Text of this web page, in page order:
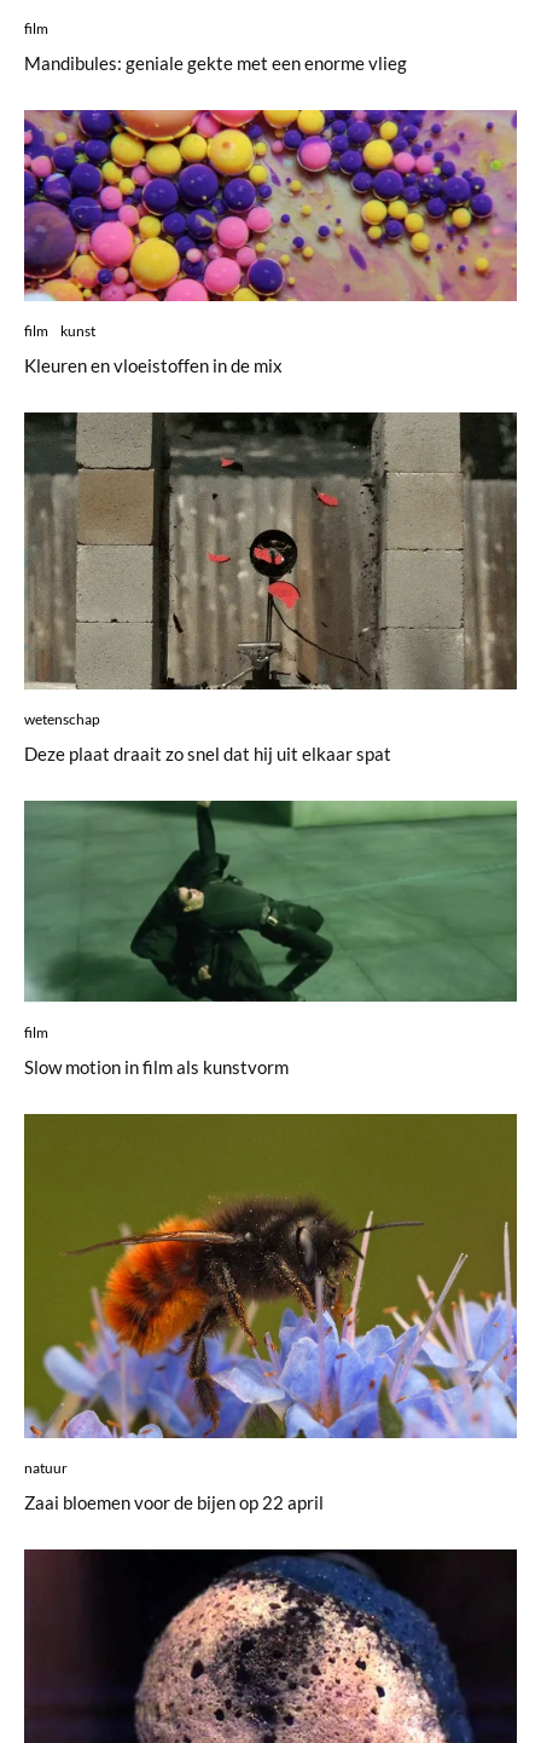
film
Mandibules: geniale gekte met een enorme vlieg
film kunst
Kleuren en vloeistoffen in de mix
wetenschap
Deze plaat draait zo snel dat hij uit elkaar spat
film
Slow motion in film als kunstvorm
natuur
Zaai bloemen voor de bijen op 22 april